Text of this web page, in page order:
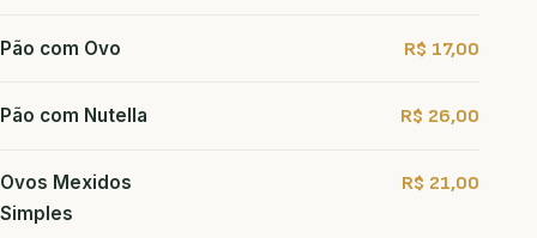
Pão com Ovo R$ 17,00
Pão com Nutella R$ 26,00
Ovos Mexidos
Simples
R$ 21,00